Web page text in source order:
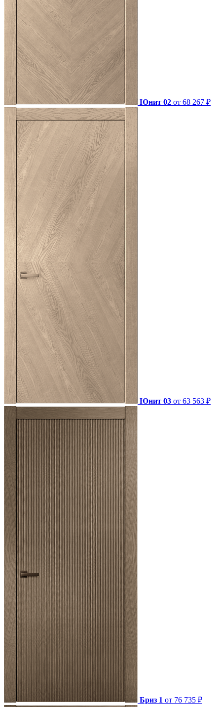
Юнит 02 от 68 267 ₽
Юнит 03 от 63 563 ₽
Бриз 1 от 76 735 ₽